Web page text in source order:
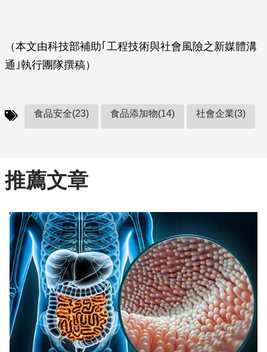
（本文由科技部補助｢工程技術與社會風險之新媒體溝
通｣執行團隊撰稿）
食品安全(23) 食品添加物(14) 社會企業(3)
推薦文章